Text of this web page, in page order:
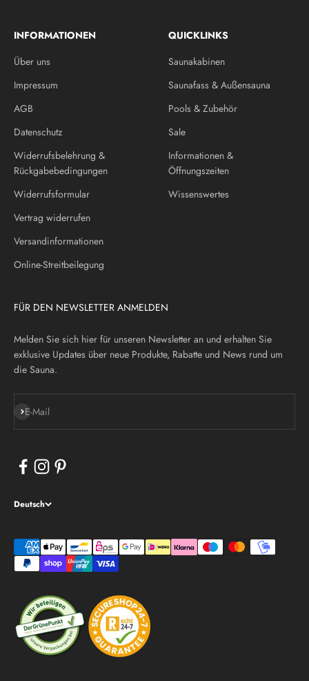
INFORMATIONEN
Über uns
Impressum
AGB
Datenschutz
Widerrufsbelehrung &
Rückgabebedingungen
Widerrufsformular
Vertrag widerrufen
Versandinformationen
Online-Streitbeilegung
QUICKLINKS
Saunakabinen
Saunafass & Außensauna
Pools & Zubehör
Sale
Informationen &
Öffnungszeiten
Wissenswertes
FÜR DEN NEWSLETTER ANMELDEN
Melden Sie sich hier für unseren Newsletter an und erhalten Sie
exklusive Updates über neue Produkte, Rabatte und News rund um
die Sauna.
E-Mail
Abonnieren
Deutsch